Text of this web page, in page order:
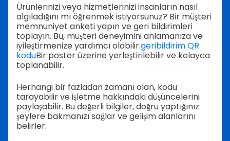
Ürünlerinizi veya hizmetlerinizi insanların nasıl
algıladığını mı öğrenmek istiyorsunuz? Bir müşteri
memnuniyet anketi yapın ve geri bildirimleri
toplayın. Bu, müşteri deneyimini anlamanıza ve
iyileştirmenize yardımcı olabilir.geribildirim QR
koduBir poster üzerine yerleştirilebilir ve kolayca
toplanabilir.
Herhangi bir fazladan zamanı olan, kodu
tarayabilir ve işletme hakkındaki düşüncelerini
paylaşabilir. Bu değerli bilgiler, doğru yaptığınız
şeylere bakmanızı sağlar ve gelişim alanlarını
belirler.